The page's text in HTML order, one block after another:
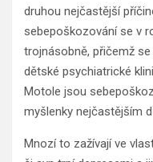
druhou nejčastější
sebepoškozování se v
trojnásobně, přičemž
dětské psychiatrické
Motole jsou
myšlenky nejčastějším
Mnozí to zažívají ve